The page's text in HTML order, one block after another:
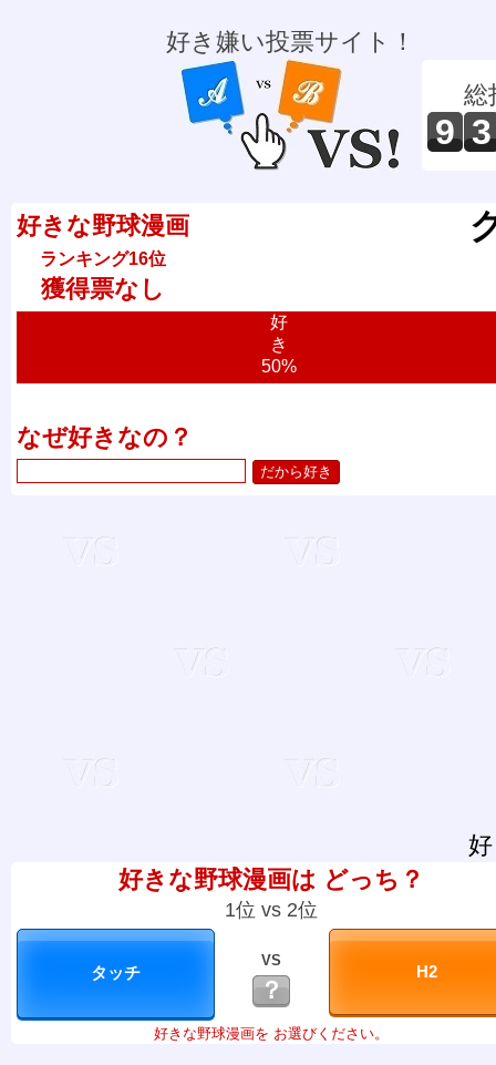
好き嫌い投票サイト！
総
9 3
好きな野球漫画
ランキング16位
獲得票なし
好
き
50%
なぜ好きなの？
好きな野球漫画は どっち？
1位 vs 2位
VS
？
好きな野球漫画を お選びください。